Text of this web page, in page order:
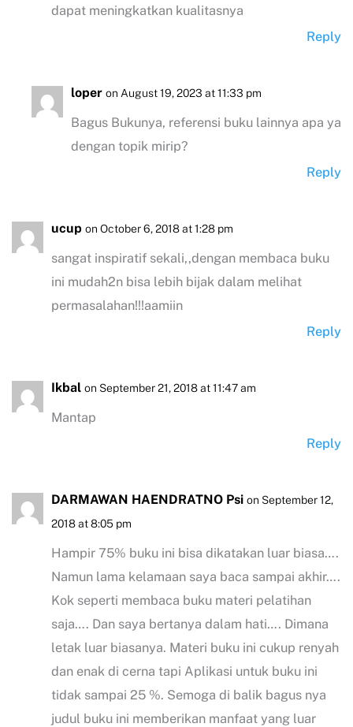
dapat meningkatkan kualitasnya
Reply
loper on August 19, 2023 at 11:33 pm
Bagus Bukunya, referensi buku lainnya apa ya
dengan topik mirip?
Reply
ucup on October 6, 2018 at 1:28 pm
sangat inspiratif sekali,,dengan membaca buku
ini mudah2n bisa lebih bijak dalam melihat
permasalahan!!!aamiin
Reply
Ikbal on September 21, 2018 at 11:47 am
Mantap
Reply
DARMAWAN HAENDRATNO Psi on September 12,
2018 at 8:05 pm
Hampir 75% buku ini bisa dikatakan luar biasa….
Namun lama kelamaan saya baca sampai akhir….
Kok seperti membaca buku materi pelatihan
saja…. Dan saya bertanya dalam hati…. Dimana
letak luar biasanya. Materi buku ini cukup renyah
dan enak di cerna tapi Aplikasi untuk buku ini
tidak sampai 25 %. Semoga di balik bagus nya
judul buku ini memberikan manfaat yang luar